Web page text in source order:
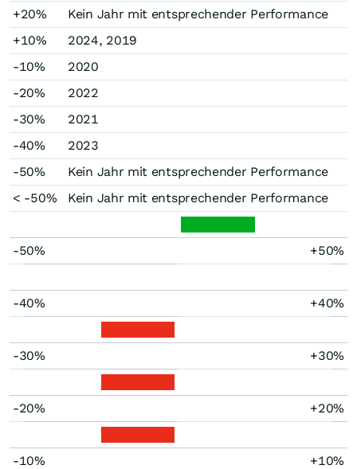
+20%
Kein Jahr mit entsprechender Performance
+10%
2024, 2019
-10%
2020
-20%
2022
-30%
2021
-40%
2023
-50%
Kein Jahr mit entsprechender Performance
< -50%
Kein Jahr mit entsprechender Performance
-50% +50%
-40% +40%
-30% +30%
-20% +20%
-10% +10%